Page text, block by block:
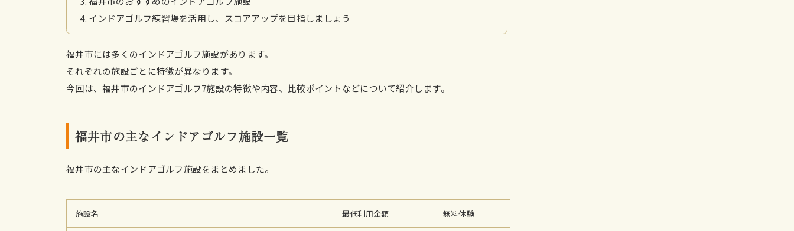
インドアゴルフ練習場を活用し、スコアアップを目指しましょう
福井市には多くのインドアゴルフ施設があります。
それぞれの施設ごとに特徴が異なります。
今回は、福井市のインドアゴルフ7施設の特徴や内容、比較ポイントなどについて紹介します。
福井市の主なインドアゴルフ施設一覧
福井市の主なインドアゴルフ施設をまとめました。
施設名 最低利用金額 無料体験